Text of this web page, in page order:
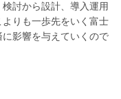
討から設計、導入運用
りも一歩先をいく富士
影響を与えていくので